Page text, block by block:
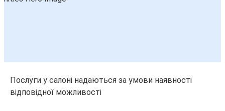
Послуги у салоні надаються за умови наявності
відповідної можливості